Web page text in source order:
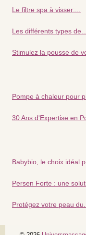
Le filtre spa à visser:...
Les différents types de...
Stimulez la pousse de
Pompe à chaleur pour
30 Ans d'Expertise en
Babybio, le choix idéal
Persen Forte : une
Protégez votre peau du...